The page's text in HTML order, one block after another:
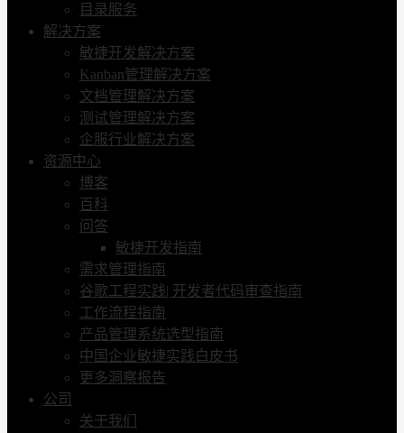
目录服务
解决方案
敏捷开发解决方案
Kanban管理解决方案
文档管理解决方案
测试管理解决方案
企服行业解决方案
资源中心
博客
百科
问答
敏捷开发指南
需求管理指南
谷歌工程实践| 开发者代码审查指南
工作流程指南
产品管理系统选型指南
中国企业敏捷实践白皮书
更多洞察报告
公司
关于我们